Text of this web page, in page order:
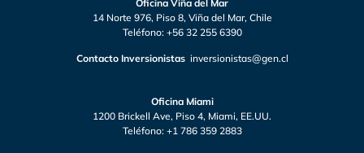
Oficina Viña del Mar
14 Norte 976, Piso 8, Viña del Mar, Chile
Teléfono: +56 32 255 6390
Contacto Inversionistas inversionistas@gen.cl
Oficina Miami
1200 Brickell Ave, Piso 4, Miami, EE.UU.
Teléfono: +1 786 359 2883